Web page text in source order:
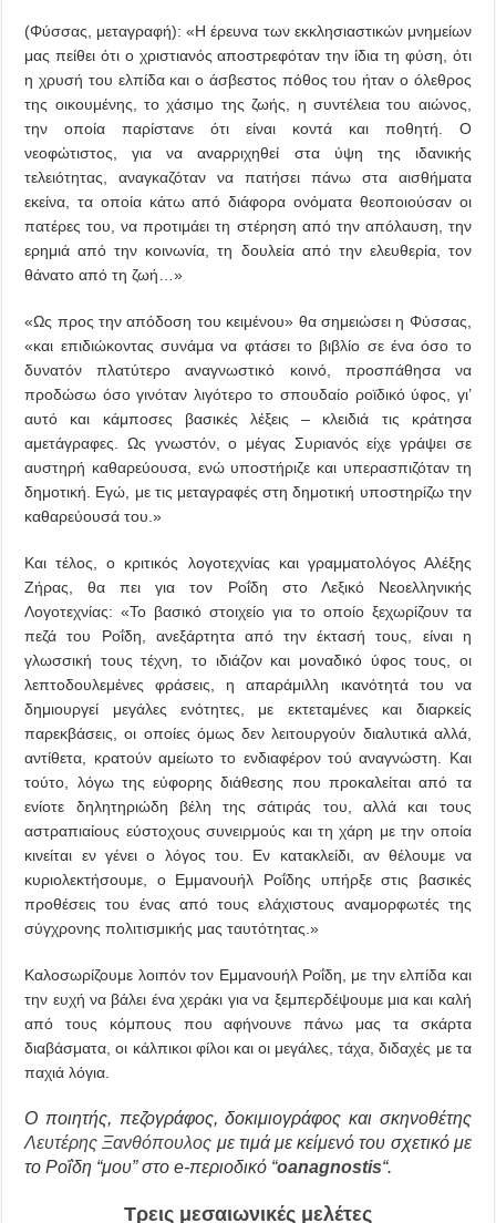
(Φύσσας, μεταγραφή): «Η έρευνα των εκκλησιαστικών μνημείων
μας πείθει ότι ο χριστιανός αποστρεφόταν την ίδια τη φύση, ότι
η χρυσή του ελπίδα και ο άσβεστος πόθος του ήταν ο όλεθρος
της οικουμένης, το χάσιμο της ζωής, η συντέλεια του αιώνος,
την οποία παρίστανε ότι είναι κοντά και ποθητή. Ο
νεοφώτιστος, για να αναρριχηθεί στα ύψη της ιδανικής
τελειότητας, αναγκαζόταν να πατήσει πάνω στα αισθήματα
εκείνα, τα οποία κάτω από διάφορα ονόματα θεοποιούσαν οι
πατέρες του, να προτιμάει τη στέρηση από την απόλαυση, την
ερημιά από την κοινωνία, τη δουλεία από την ελευθερία, τον
θάνατο από τη ζωή…»
«Ως προς την απόδοση του κειμένου» θα σημειώσει η Φύσσας,
«και επιδιώκοντας συνάμα να φτάσει το βιβλίο σε ένα όσο το
δυνατόν πλατύτερο αναγνωστικό κοινό, προσπάθησα να
προδώσω όσο γινόταν λιγότερο το σπουδαίο ροϊδικό ύφος, γι’
αυτό και κάμποσες βασικές λέξεις – κλειδιά τις κράτησα
αμετάγραφες. Ως γνωστόν, ο μέγας Συριανός είχε γράψει σε
αυστηρή καθαρεύουσα, ενώ υποστήριζε και υπερασπιζόταν τη
δημοτική. Εγώ, με τις μεταγραφές στη δημοτική υποστηρίζω την
καθαρεύουσά του.»
Και τέλος, ο κριτικός λογοτεχνίας και γραμματολόγος Αλέξης
Ζήρας, θα πει για τον Ροΐδη στο Λεξικό Νεοελληνικής
Λογοτεχνίας: «Το βασικό στοιχείο για το οποίο ξεχωρίζουν τα
πεζά του Ροΐδη, ανεξάρτητα από την έκτασή τους, είναι η
γλωσσική τους τέχνη, το ιδιάζον και μοναδικό ύφος τους, οι
λεπτοδουλεμένες φράσεις, η απαράμιλλη ικανότητά του να
δημιουργεί μεγάλες ενότητες, με εκτεταμένες και διαρκείς
παρεκβάσεις, οι οποίες όμως δεν λειτουργούν διαλυτικά αλλά,
αντίθετα, κρατούν αμείωτο το ενδιαφέρον τού αναγνώστη. Και
τούτο, λόγω της εύφορης διάθεσης που προκαλείται από τα
ενίοτε δηλητηριώδη βέλη της σάτιράς του, αλλά και τους
αστραπιαίους εύστοχους συνειρμούς και τη χάρη με την οποία
κινείται εν γένει ο λόγος του. Εν κατακλείδι, αν θέλουμε να
κυριολεκτήσουμε, ο Εμμανουήλ Ροΐδης υπήρξε στις βασικές
προθέσεις του ένας από τους ελάχιστους αναμορφωτές της
σύγχρονης πολιτισμικής μας ταυτότητας.»
Καλοσωρίζουμε λοιπόν τον Εμμανουήλ Ροΐδη, με την ελπίδα και
την ευχή να βάλει ένα χεράκι για να ξεμπερδέψουμε μια και καλή
από τους κόμπους που αφήνουνε πάνω μας τα σκάρτα
διαβάσματα, οι κάλπικοι φίλοι και οι μεγάλες, τάχα, διδαχές με τα
παχιά λόγια.
O ποιητής, πεζογράφος, δοκιμιογράφος και σκηνοθέτης
Λευτέρης Ξανθόπουλος με τιμά με κείμενό του σχετικό με
το Ροΐδη “μου” στο e-περιοδικό “οanagnostis“.
Τρεις μεσαιωνικές μελέτες